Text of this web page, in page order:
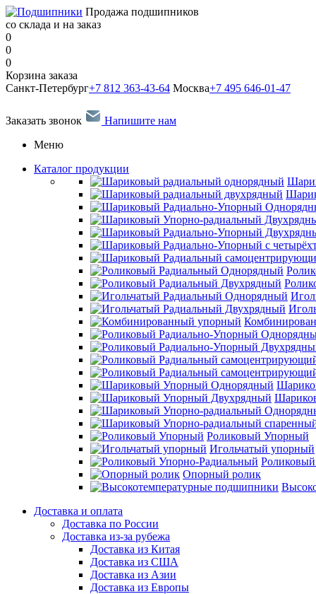
Продажа подшипников
со склада и на заказ
0
0
0
Корзина заказа
Санкт-Петербург+7 812 363-43-64 Москва+7 495 646-01-47
Заказать звонок
Напишите нам
Меню
Каталог продукции
Роликовый Упорный
Игольчатый упорный
Опорный ролик
Доставка и оплата
Доставка по России
Доставка из-за рубежа
Доставка из Китая
Доставка из США
Доставка из Азии
Доставка из Европы